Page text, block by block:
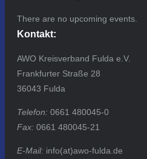
There are no upcoming events.
Kontakt:
AWO Kreisverband Fulda e.V.
Frankfurter Straße 28
36043 Fulda
Telefon: 0661 480045-0
Fax: 0661 480045-21
E-Mail: info(at)awo-fulda.de